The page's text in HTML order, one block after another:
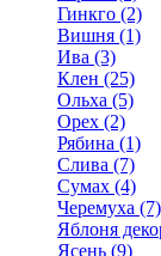
Гинкго (2)
Вишня (1)
Ива (3)
Клен (25)
Ольха (5)
Орех (2)
Рябина (1)
Слива (7)
Сумах (4)
Черемуха (7)
Яблоня
Ясень (9)